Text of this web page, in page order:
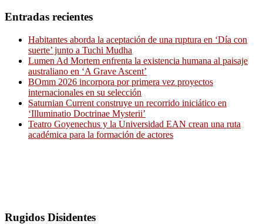
Entradas recientes
Habitantes aborda la aceptación de una ruptura en ‘Día con
suerte’ junto a Tuchi Mudha
Lumen Ad Mortem enfrenta la existencia humana al paisaje
australiano en ‘A Grave Ascent’
BOmm 2026 incorpora por primera vez proyectos
internacionales en su selección
Saturnian Current construye un recorrido iniciático en
‘Illuminatio Doctrinae Mysterii’
Teatro Goyenechus y la Universidad EAN crean una ruta
académica para la formación de actores
Rugidos Disidentes